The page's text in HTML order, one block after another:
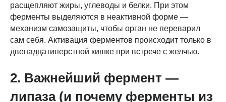
расщепляют жиры, углеводы и белки. При этом
ферменты выделяются в неактивной форме —
механизм самозащиты, чтобы орган не переварил
сам себя. Активация ферментов происходит только в
двенадцатиперстной кишке при встрече с желчью.
2. Важнейший фермент —
липаза (и почему ферменты из